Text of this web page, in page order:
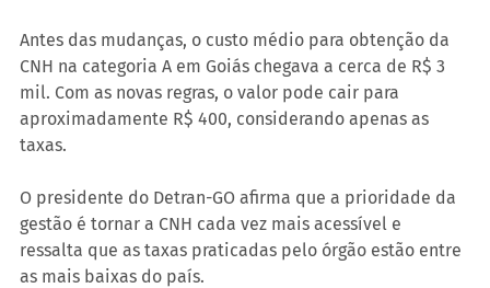
Antes das mudanças, o custo médio para obtenção da
CNH na categoria A em Goiás chegava a cerca de R$ 3
mil. Com as novas regras, o valor pode cair para
aproximadamente R$ 400, considerando apenas as
taxas.
O presidente do Detran-GO afirma que a prioridade da
gestão é tornar a CNH cada vez mais acessível e
ressalta que as taxas praticadas pelo órgão estão entre
as mais baixas do país.